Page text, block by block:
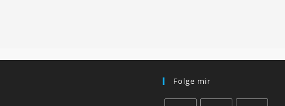
Folge mir